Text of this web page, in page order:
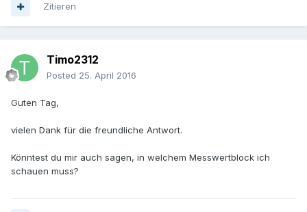
Zitieren
Timo2312
Posted 25. April 2016
Guten Tag,
vielen Dank für die freundliche Antwort.
Könntest du mir auch sagen, in welchem Messwertblock ich
schauen muss?